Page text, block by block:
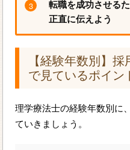
転職を成功させる
正直に伝えよう
【経験年数別】
で見ているポイン
理学療法士の経験年数別に
ていきましょう。